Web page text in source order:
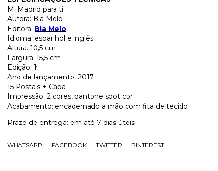
Mi Madrid para ti
Autora: Bia Melo
Editora: Bia Melo
Idioma: espanhol e inglês
Altura: 10,5 cm
Largura: 15,5 cm
Edição: 1ª
Ano de lançamento: 2017
15 Postais + Capa
Impressão: 2 cores, pantone spot cor
Acabamento: encadernado a mão com fita de tecido
Prazo de entrega: em até 7 dias úteis
WHATSAPP FACEBOOK TWITTER PINTEREST